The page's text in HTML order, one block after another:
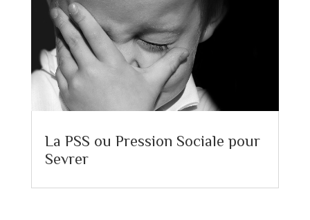
La PSS ou Pression Sociale pour
Sevrer